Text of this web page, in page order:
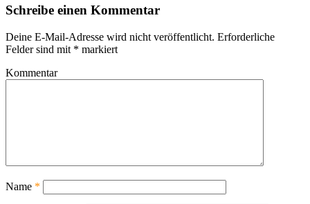
Schreibe einen Kommentar
Deine E-Mail-Adresse wird nicht veröffentlicht. Erforderliche
Felder sind mit * markiert
Kommentar
Name *